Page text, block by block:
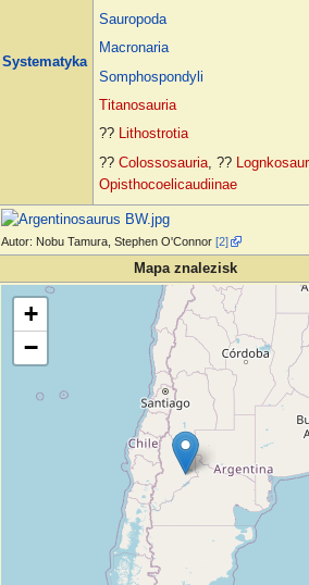
Systematyka
Sauropoda
Macronaria
Somphospondyli
Titanosauria
?? Lithostrotia
??Colossosauria , ??
Opisthocoelicaudiinae
Autor: Nobu Tamura, Stephen O'Connor[2]
Mapa znalezisk
Wczytywanie mapy…
+
−